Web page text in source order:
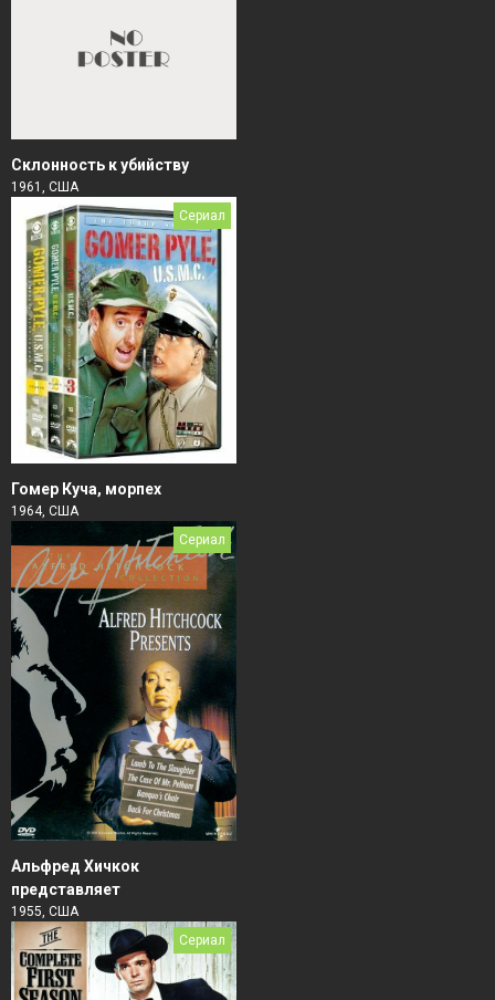
Склонность к убийству
1961, США
Сериал
Гомер Куча, морпех
1964, США
Сериал
Альфред Хичкок
представляет
1955, США
Сериал